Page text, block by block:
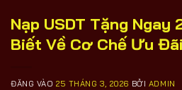
Nạp USDT Tặng
Biết Về Cơ Chế Ưu Đãi
ĐĂNG VÀO25 THÁNG 3, 2026 BỞI ADMIN